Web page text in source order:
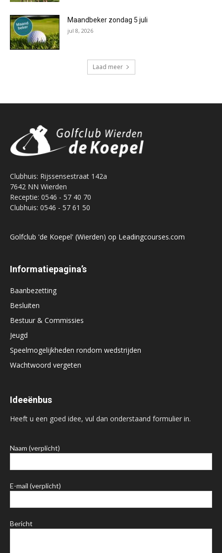
Maandbeker zondag 5 juli
jul 8, 2026
Laad meer
Clubhuis: Rijssensestraat 142a
7642 NN Wierden
Receptie: 0546 - 57 40 70
Clubhuis: 0546 - 57 61 50
Golfclub 'de Koepel' (Wierden) op Leadingcourses.com
Informatiepagina’s
Baanbezetting
Besluiten
Bestuur & Commissies
Jeugd
Speelmogelijkheden rondom wedstrijden
Wachtwoord vergeten
Ideeënbus
Heeft u een goed idee, vul dan onderstaand formulier in.
Naam (verplicht)
E-mail (verplicht)
Bericht